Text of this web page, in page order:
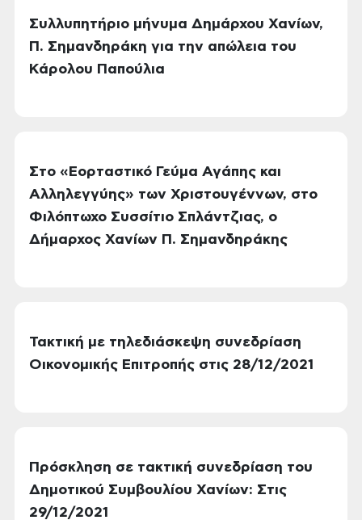
Συλλυπητήριο μήνυμα Δημάρχου Χανίων,
Π. Σημανδηράκη για την απώλεια του
Κάρολου Παπούλια
Στο «Εορταστικό Γεύμα Αγάπης και
Αλληλεγγύης» των Χριστουγέννων, στο
Φιλόπτωχο Συσσίτιο Σπλάντζιας, ο
Δήμαρχος Χανίων Π. Σημανδηράκης
Τακτική με τηλεδιάσκεψη συνεδρίαση
Οικονομικής Επιτροπής στις 28/12/2021
Πρόσκληση σε τακτική συνεδρίαση του
Δημοτικού Συμβουλίου Χανίων: Στις
29/12/2021